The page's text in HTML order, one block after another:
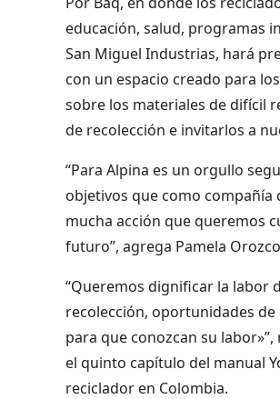
educación, salud, programas
San Miguel Industrias, hará
con un espacio creado para
sobre los materiales de difícil
de recolección e invitarlos a
“Para Alpina es un orgullo
objetivos que como compañía
mucha acción que queremos
futuro”, agrega Pamela
“Queremos dignificar la labor
recolección, oportunidades
para que conozcan su
el quinto capítulo del manual
reciclador en Colombia.